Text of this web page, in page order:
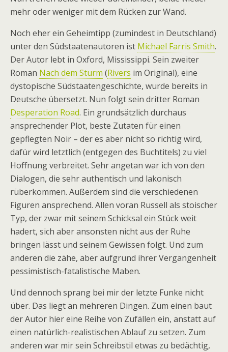
mehr oder weniger mit dem Rücken zur Wand.
Noch eher ein Geheimtipp (zumindest in Deutschland)
unter den Südstaatenautoren ist Michael Farris Smith.
Der Autor lebt in Oxford, Mississippi. Sein zweiter
Roman Nach dem Sturm (Rivers im Original), eine
dystopische Südstaatengeschichte, wurde bereits in
Deutsche übersetzt. Nun folgt sein dritter Roman
Desperation Road. Ein grundsätzlich durchaus
ansprechender Plot, beste Zutaten für einen
gepflegten Noir – der es aber nicht so richtig wird,
dafür wird letztlich (entgegen des Buchtitels) zu viel
Hoffnung verbreitet. Sehr angetan war ich von den
Dialogen, die sehr authentisch und lakonisch
rüberkommen. Außerdem sind die verschiedenen
Figuren ansprechend. Allen voran Russell als stoischer
Typ, der zwar mit seinem Schicksal ein Stück weit
hadert, sich aber ansonsten nicht aus der Ruhe
bringen lässt und seinem Gewissen folgt. Und zum
anderen die zähe, aber aufgrund ihrer Vergangenheit
pessimistisch-fatalistische Maben.
Und dennoch sprang bei mir der letzte Funke nicht
über. Das liegt an mehreren Dingen. Zum einen baut
der Autor hier eine Reihe von Zufällen ein, anstatt auf
einen natürlich-realistischen Ablauf zu setzen. Zum
anderen war mir sein Schreibstil etwas zu bedächtig,